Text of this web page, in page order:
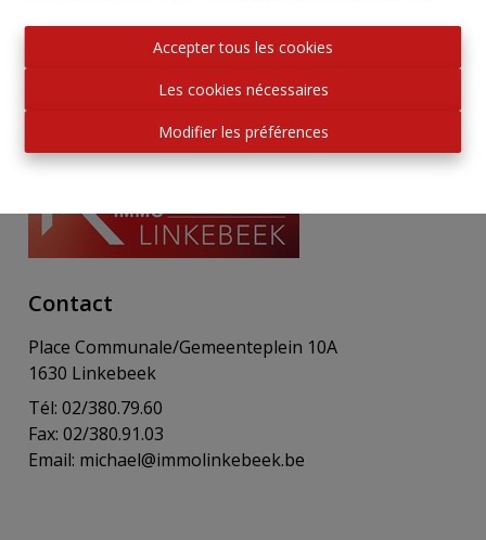
Accepter tous les cookies
Les cookies nécessaires
Modifier les préférences
Contact
Place Communale/Gemeenteplein 10A
1630 Linkebeek
Tél: 02/380.79.60
Fax: 02/380.91.03
Email: michael@immolinkebeek.be